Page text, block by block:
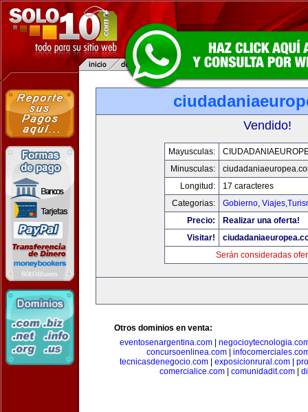
Vendido!
Mayusculas:
Minusculas:
Longitud:
17 caracteres
Categorias:
Gobierno,
Precio:
Realizar una oferta!
Visitar!
Serán consideradas
Otros dominios en venta:
eventosenargentina.com
concursoenlinea.com|
tecnicasdenegocio.com
exposicionrural.com
comercialice.com| comunidadit.com|